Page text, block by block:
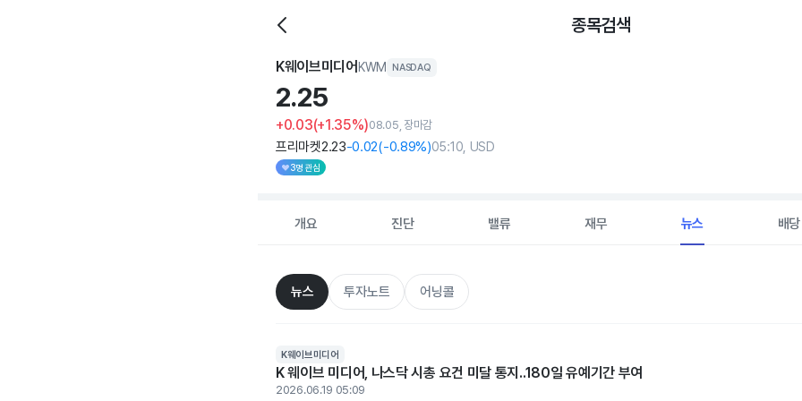
종목검색
K웨이브미디어 KWM NASDAQ
2.25
+0.03(+1.35%)08.05, 장마감
프리마켓2.23-0.02(-0.89%)05:10, USD
3명 관심
개요 진단 밸류 재무 뉴스 배당
뉴스 투자노트 어닝콜
K웨이브미디어
K 웨이브 미디어, 나스닥 시총 요건 미달 통지..180일 유예기간 부여
2026.06.19 05:09